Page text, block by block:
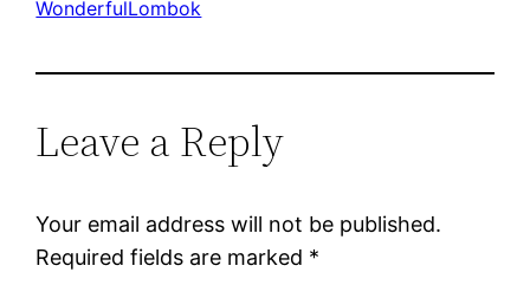
WonderfulLombok
Leave a Reply
Your email address will not be published.
Required fields are marked *